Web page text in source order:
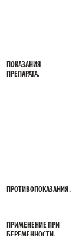
ПОКАЗАНИЯ
ПРЕПАРАТА.
ПРОТИВОПОКАЗАНИЯ.
ПРИМЕНЕНИЕ ПРИ